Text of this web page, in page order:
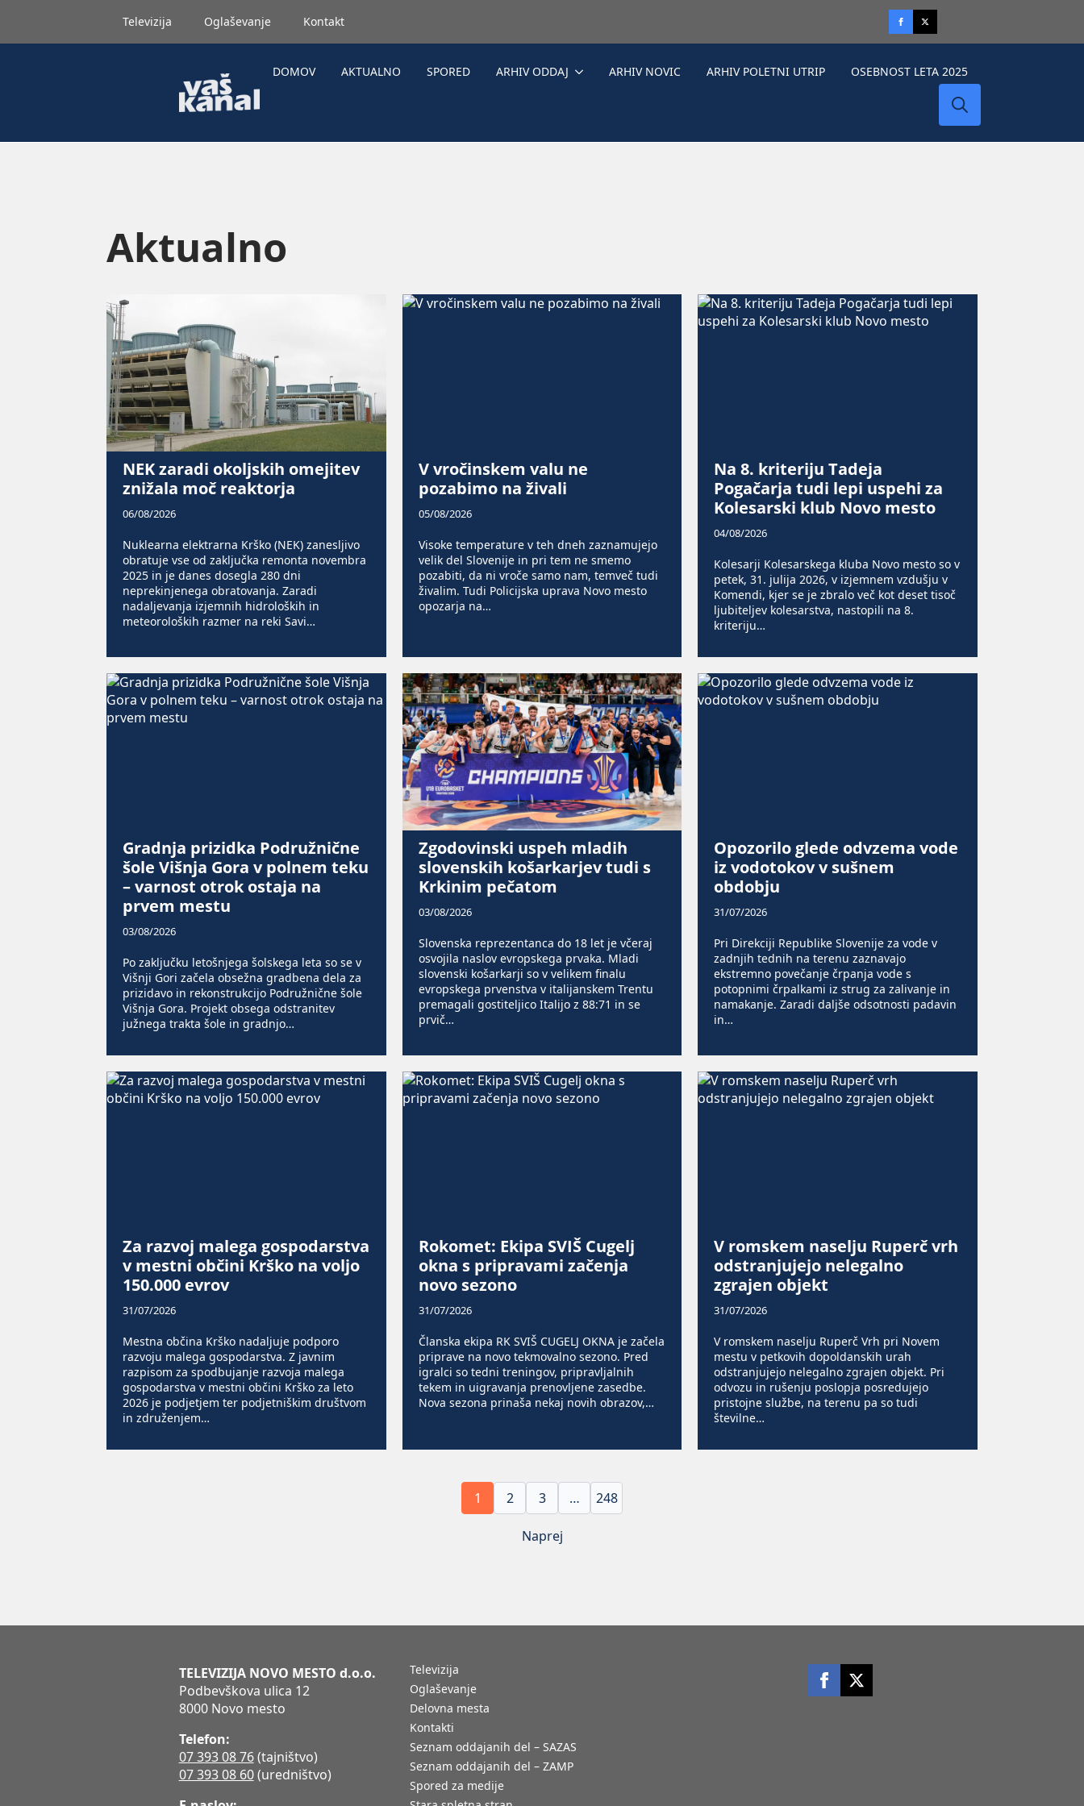
Televizija Oglaševanje Kontakt
DOMOV AKTUALNO SPORED ARHIV ODDAJ ARHIV NOVIC ARHIV POLETNI UTRIP OSEBNOST LETA 2025
Aktualno
NEK zaradi okoljskih omejitev
znižala moč reaktorja
06/08/2026
Nuklearna elektrarna Krško (NEK) zanesljivo
obratuje vse od zaključka remonta novembra
2025 in je danes dosegla 280 dni
neprekinjenega obratovanja. Zaradi
nadaljevanja izjemnih hidroloških in
meteoroloških razmer na reki Savi…
V vročinskem valu ne
pozabimo na živali
05/08/2026
Visoke temperature v teh dneh zaznamujejo
velik del Slovenije in pri tem ne smemo
pozabiti, da ni vroče samo nam, temveč tudi
živalim. Tudi Policijska uprava Novo mesto
opozarja na…
Na 8. kriteriju Tadeja
Pogačarja tudi lepi uspehi za
Kolesarski klub Novo mesto
04/08/2026
Kolesarji Kolesarskega kluba Novo mesto so v
petek, 31. julija 2026, v izjemnem vzdušju v
Komendi, kjer se je zbralo več kot deset tisoč
ljubiteljev kolesarstva, nastopili na 8.
kriteriju…
Gradnja prizidka Podružnične
šole Višnja Gora v polnem teku
– varnost otrok ostaja na
prvem mestu
03/08/2026
Po zaključku letošnjega šolskega leta so se v
Višnji Gori začela obsežna gradbena dela za
prizidavo in rekonstrukcijo Podružnične šole
Višnja Gora. Projekt obsega odstranitev
južnega trakta šole in gradnjo…
Zgodovinski uspeh mladih
slovenskih košarkarjev tudi s
Krkinim pečatom
03/08/2026
Slovenska reprezentanca do 18 let je včeraj
osvojila naslov evropskega prvaka. Mladi
slovenski košarkarji so v velikem finalu
evropskega prvenstva v italijanskem Trentu
premagali gostiteljico Italijo z 88:71 in se
prvič…
Opozorilo glede odvzema vode
iz vodotokov v sušnem
obdobju
31/07/2026
Pri Direkciji Republike Slovenije za vode v
zadnjih tednih na terenu zaznavajo
ekstremno povečanje črpanja vode s
potopnimi črpalkami iz strug za zalivanje in
namakanje. Zaradi daljše odsotnosti padavin
in…
Za razvoj malega gospodarstva
v mestni občini Krško na voljo
150.000 evrov
31/07/2026
Mestna občina Krško nadaljuje podporo
razvoju malega gospodarstva. Z javnim
razpisom za spodbujanje razvoja malega
gospodarstva v mestni občini Krško za leto
2026 je podjetjem ter podjetniškim društvom
in združenjem…
Rokomet: Ekipa SVIŠ Cugelj
okna s pripravami začenja
novo sezono
31/07/2026
Članska ekipa RK SVIŠ CUGELJ OKNA je začela
priprave na novo tekmovalno sezono. Pred
igralci so tedni treningov, pripravljalnih
tekem in uigravanja prenovljene zasedbe.
Nova sezona prinaša nekaj novih obrazov,…
V romskem naselju Ruperč vrh
odstranjujejo nelegalno
zgrajen objekt
31/07/2026
V romskem naselju Ruperč Vrh pri Novem
mestu v petkovih dopoldanskih urah
odstranjujejo nelegalno zgrajen objekt. ​Pri
odvozu in rušenju poslopja posredujejo
pristojne službe, na terenu pa so tudi
številne…
1 2 3 … 248
Naprej
TELEVIZIJA NOVO MESTO d.o.o.
Podbevškova ulica 12
8000 Novo mesto
Telefon:
07 393 08 76(tajništvo)
07 393 08 60(uredništvo)
Televizija
Oglaševanje
Delovna mesta
Kontakti
Seznam oddajanih del – SAZAS
Seznam oddajanih del – ZAMP
Spored za medije